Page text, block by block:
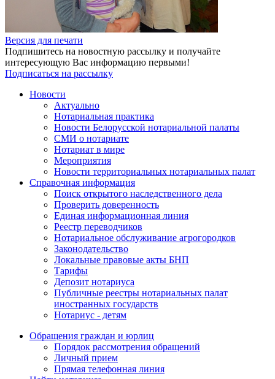
Версия для печати
Подпишитесь на новостную рассылку и получайте
интересующую Вас информацию первыми!
Подписаться на рассылку
Новости
Актуально
Нотариальная практика
Новости Белорусской нотариальной палаты
СМИ о нотариате
Нотариат в мире
Мероприятия
Новости территориальных нотариальных палат
Справочная информация
Поиск открытого наследственного дела
Проверить доверенность
Единая информационная линия
Реестр переводчиков
Нотариальное обслуживание агрогородков
Законодательство
Локальные правовые акты БНП
Тарифы
Депозит нотариуса
Публичные реестры нотариальных палат
иностранных государств
Нотариус - детям
Обращения граждан и юрлиц
Порядок рассмотрения обращений
Личный прием
Прямая телефонная линия